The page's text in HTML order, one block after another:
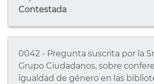
Contestada
0042 - Pregunta suscrita por la
Grupo Ciudadanos, sobre
igualdad de género en las